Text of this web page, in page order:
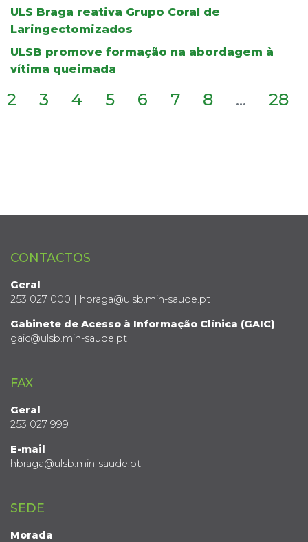
ULS Braga reativa Grupo Coral de
Laringectomizados
ULSB promove formação na abordagem à
vítima queimada
2 3 4 5 6 7 8 ... 28
CONTACTOS
Geral
253 027 000 | hbraga@ulsb.min-saude.pt
Gabinete de Acesso à Informação Clínica (GAIC)
gaic@ulsb.min-saude.pt
FAX
Geral
253 027 999
E-mail
hbraga@ulsb.min-saude.pt
SEDE
Morada